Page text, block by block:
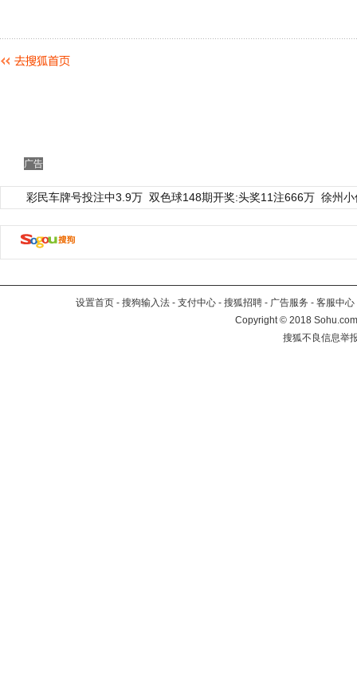
广告
彩民车牌号投注中3.9万 双色球148期开奖:头奖11注666万 徐州
设置首页 - 搜狗输入法 - 支付中心 - 搜狐招聘 - 广告服务 - 客服中心
Copyright©2018
搜狐不良信息举